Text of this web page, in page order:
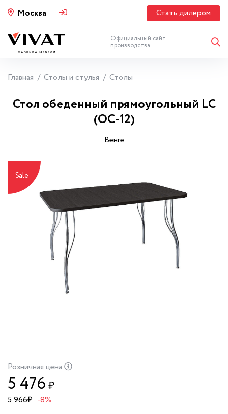
Москва Стать дилером
Официальный сайт
производства
Главная Столы и стулья Столы
Стол обеденный прямоугольный LС
(ОС-12)
Венге
Sale
Розничная цена
5 476 ₽
5 966₽ -8%